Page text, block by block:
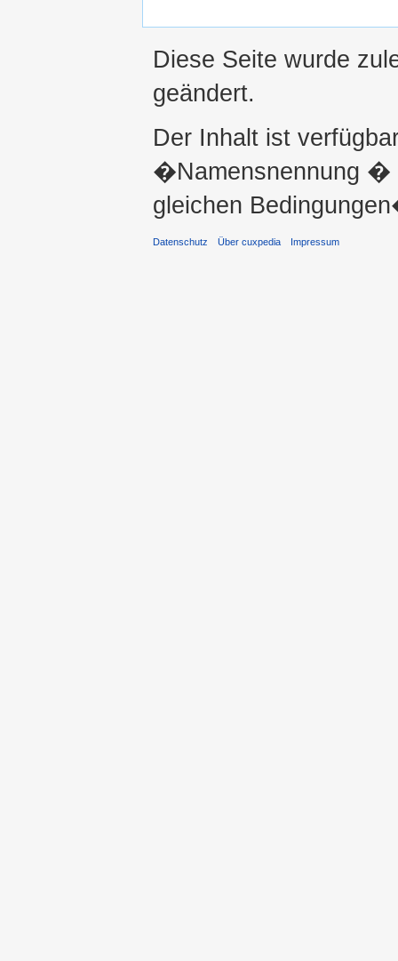
Diese Seite wurde
geändert.
Der Inhalt ist
�Namensnennung �
gleichen
Datenschutz Über cuxpedia Impressum